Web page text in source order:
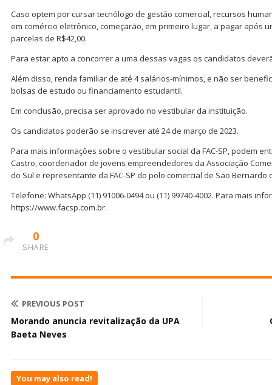
Caso optem por cursar tecnólogo de gestão comercial, recursos
em comércio eletrônico, começarão, em primeiro lugar, a pagar após
parcelas de R$42,00.
Para estar apto a concorrer a uma dessas vagas os candidatos
Além disso, renda familiar de até 4 salários-mínimos, e não ser
bolsas de estudo ou financiamento estudantil.
Em conclusão, precisa ser aprovado no vestibular da instituição.
Os candidatos poderão se inscrever até 24 de março de 2023.
Para mais informações sobre o vestibular social da FAC-SP, podem
Castro, coordenador de jovens empreendedores da Associação
do Sul e representante da FAC-SP do polo comercial de São Bernardo
Telefone: WhatsApp (11) 91006-0494 ou (11) 99740-4002. Para mais
https://www.facsp.com.br.
0
SHARE
PREVIOUS POST
Morando anuncia revitalização da UPA
Baeta Neves
You may also read!